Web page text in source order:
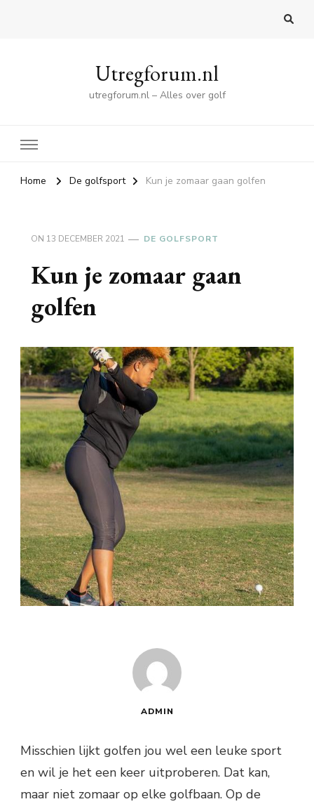
Utregforum.nl
utregforum.nl – Alles over golf
Home De golfsport Kun je zomaar gaan golfen
ON 13 DECEMBER 2021 DE GOLFSPORT
Kun je zomaar gaan
golfen
ADMIN
Misschien lijkt golfen jou wel een leuke sport
en wil je het een keer uitproberen. Dat kan,
maar niet zomaar op elke golfbaan. Op de